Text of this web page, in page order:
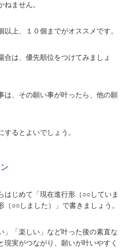
ません。
以上、１０個までがオススメです。
合は、優先順位をつけてみましょ
は、その願い事が叶ったら、他の願
るとよいでしょう。
はじめて「現在進行形（○○していま
○○しました）」で書きましょう。
」「楽しい」など叶った後の素直な
現実がつながり、願いが叶いやすく